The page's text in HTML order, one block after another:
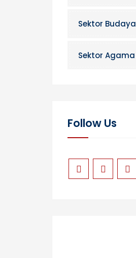
Sektor Budaya
Sektor Agama
Follow Us